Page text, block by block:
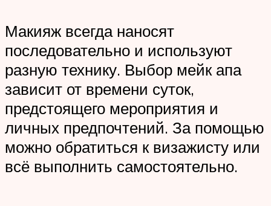
Макияж всегда наносят
последовательно и используют
разную технику. Выбор мейк апа
зависит от времени суток,
предстоящего мероприятия и
личных предпочтений. За помощью
можно обратиться к визажисту или
всё выполнить самостоятельно.